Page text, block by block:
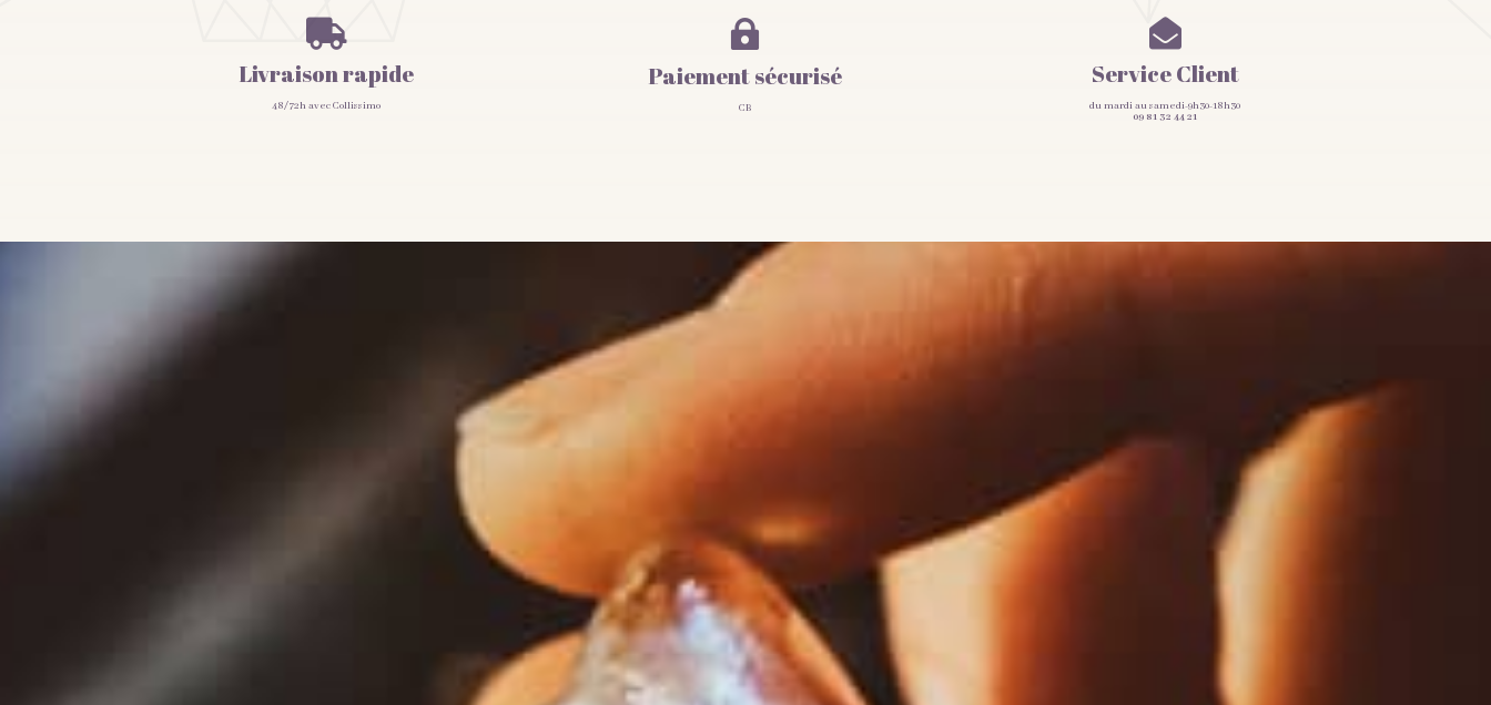

Livraison rapide
48/72h avec Collissimo

Paiement sécurisé
CB

Service Client
du mardi au samedi-9h30-18h30
09 81 32 44 21